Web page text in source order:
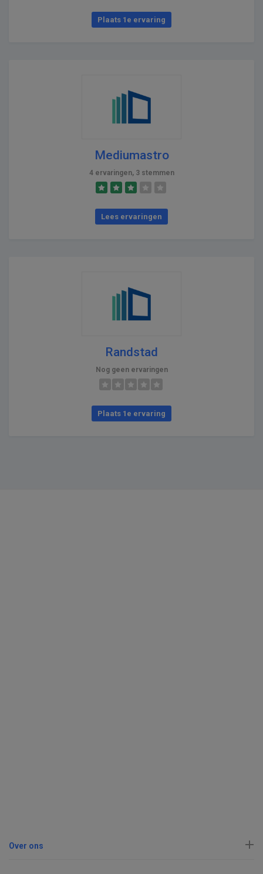
Plaats 1e ervaring
Mediumastro
4 ervaringen, 3 stemmen
Lees ervaringen
Randstad
Nog geen ervaringen
Plaats 1e ervaring
Over ons